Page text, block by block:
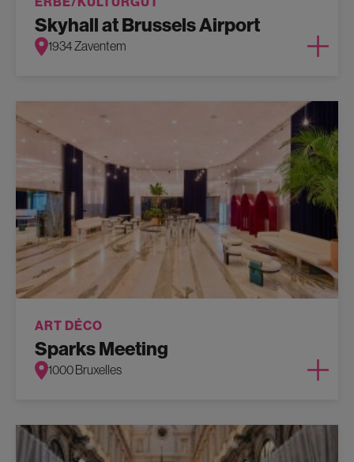
Skyhall at Brussels Airport
1934 Zaventem
ART DÉCO
Sparks Meeting
1000 Bruxelles